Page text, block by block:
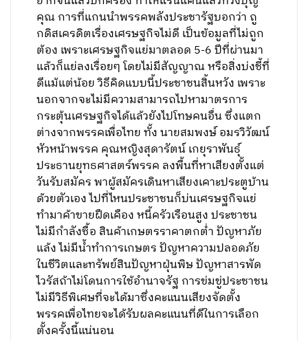
คุณ การที่แกนนำพรรคพลังประชารัฐบอกว่า ถู
กดิสเครดิตเรื่องเศรษฐกิจไม่ดี เป็นข้อมูลที่ไม่ถูก
ต้อง เพราะเศรษฐกิจแย่มาตลอด 5-6 ปีที่ผ่านมา
แล้วก็แย่ลงเรื่อยๆ โดยไม่มีสัญญาณ หรือสิ่งบ่งชี้ที่
ดีแม้แต่น้อย วิธีคิดแบบนี้ประชาชนสิ้นหวัง เพราะ
นอกจากจะไม่มีความสามารถไปหามาตรการ
กระตุ้นเศรษฐกิจได้แล้วยังไปโทษคนอื่น ซึ่งแตก
ต่างจากพรรคเพื่อไทย ทั้ง นายสมพงษ์ อมรวิวัฒน์
หัวหน้าพรรค คุณหญิงสุดารัตน์ เกยุราพันธุ์
ประธานยุทธศาสตร์พรรค ลงพื้นที่หาเสียงตั้งแต่
วันรับสมัคร พาผู้สมัครเดินหาเสียงเคาะประตูบ้าน
ด้วยตัวเอง ไปที่ไหนประชาชนก็บ่นเศรษฐกิจแย่
ทำมาค้าขายฝืดเคือง หนี้ครัวเรือนสูง ประชาชน
ไม่มีกำลังซื้อ สินค้าเกษตรราคาตกต่ำ ปัญหาภัย
แล้ง ไม่มีน้ำทำการเกษตร ปัญหาความปลอดภัย
ในชีวิตและทรัพย์สินปัญหาฝุ่นพิษ ปัญหาสารพัด
ไวรัสถ้าไม่โดนการใช้อำนาจรัฐ การข่มขู่ประชาชน
ไม่มีวิธีพิเศษที่จะได้มาซึ่งคะแนนเสียงจัดตั้ง
พรรคเพื่อไทยจะได้รับผลคะแนนที่ดีในการเลือก
ตั้งครั้งนี้แน่นอน